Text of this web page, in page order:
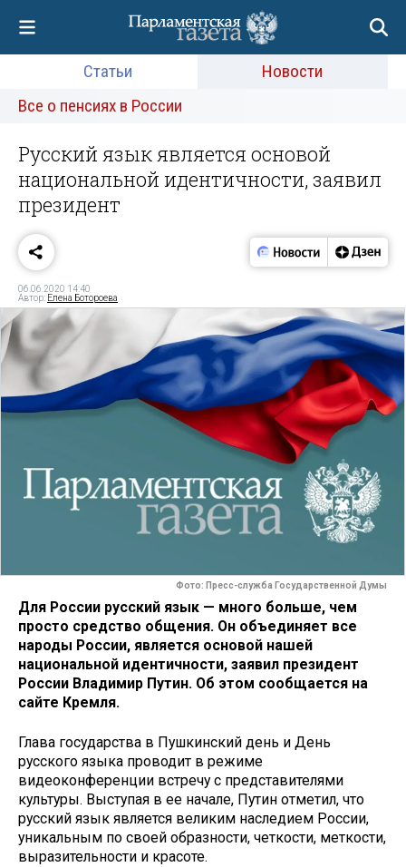
Статьи
Новости
Все о пенсиях в России
Русский язык является основой
национальной идентичности, заявил
президент
06.06.2020 14:40
Автор: Елена Ботороева
Фото: Пресс-служба Государственной Думы
Для России русский язык — много больше, чем
просто средство общения. Он объединяет все
народы России, является основой нашей
национальной идентичности, заявил президент
России Владимир Путин. Об этом сообщается на
сайте Кремля.
Глава государства в Пушкинский день и День
русского языка проводит в режиме
видеоконференции встречу с представителями
культуры. Выступая в ее начале, Путин отметил, что
русский язык является великим наследием России,
уникальным по своей образности, четкости, меткости,
выразительности и красоте.